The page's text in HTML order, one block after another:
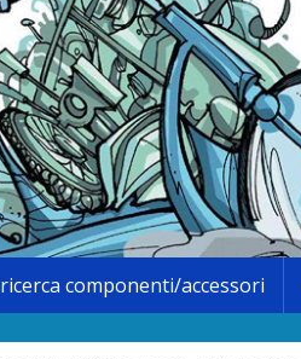
ricerca componenti/accessori